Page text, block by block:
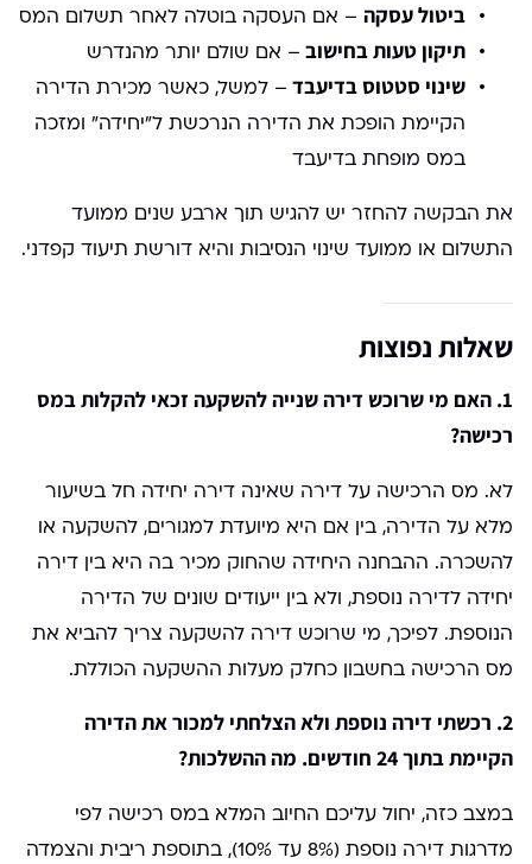
ביטול עסקה – אם העסקה בוטלה לאחר תשלום המס
תיקון טעות בחישוב – אם שולם יותר מהנדרש
שינוי סטטוס בדיעבד – למשל, כאשר מכירת הדירה
הקיימת הופכת את הדירה הנרכשת ל"יחידה" ומזכה
במס מופחת בדיעבד
את הבקשה להחזר יש להגיש תוך ארבע שנים ממועד
התשלום או ממועד שינוי הנסיבות והיא דורשת תיעוד קפדני.
שאלות נפוצות
1. האם מי שרוכש דירה שנייה להשקעה זכאי להקלות במס
רכישה?
לא. מס הרכישה על דירה שאינה דירה יחידה חל בשיעור
מלא על הדירה, בין אם היא מיועדת למגורים, להשקעה או
להשכרה. ההבחנה היחידה שהחוק מכיר בה היא בין דירה
יחידה לדירה נוספת, ולא בין ייעודים שונים של הדירה
הנוספת. לפיכך, מי שרוכש דירה להשקעה צריך להביא את
מס הרכישה בחשבון כחלק מעלות ההשקעה הכוללת.
2. רכשתי דירה נוספת ולא הצלחתי למכור את הדירה
הקיימת בתוך 24 חודשים. מה ההשלכות?
במצב כזה, יחול עליכם החיוב המלא במס רכישה לפי
מדרגות דירה נוספת (8% עד 10%), בתוספת ריבית והצמדה